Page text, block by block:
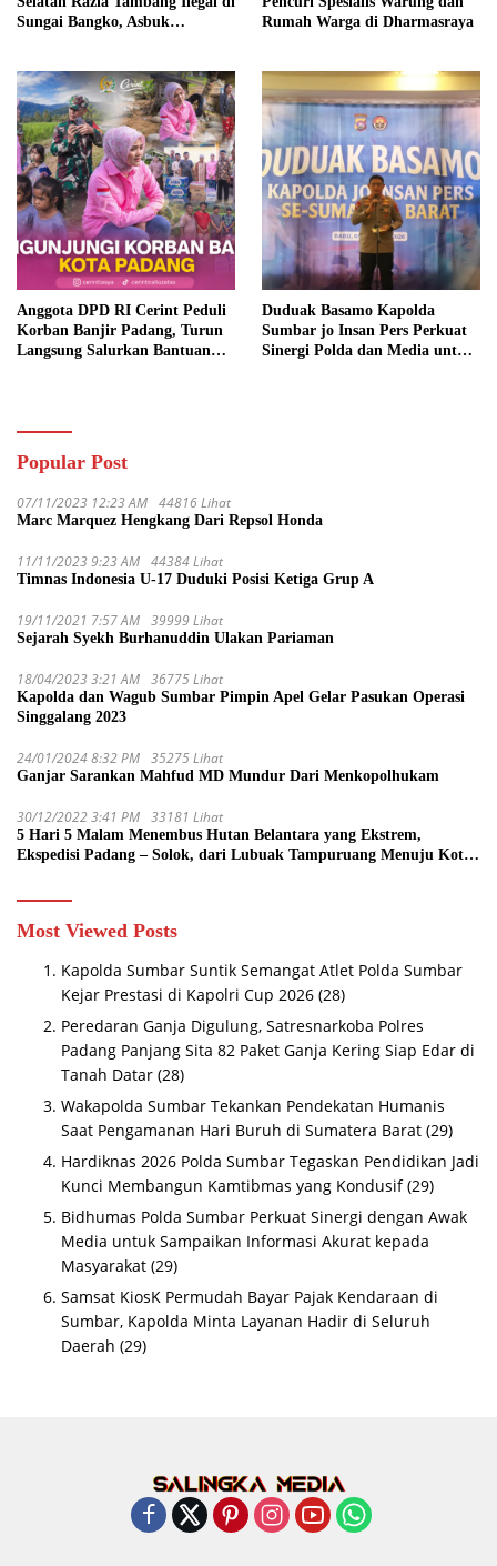
Sungai Bangko, Asbuk
Rumah Warga di Dharmasraya
Anggota DPD RI Cerint Peduli
Korban Banjir Padang, Turun
Langsung Salurkan Bantuan
Duduak Basamo Kapolda
Sumbar jo Insan Pers Perkuat
Sinergi Polda dan Media untuk
Popular Post
07/11/2023 12:23 AM 44816 Lihat
Marc Marquez Hengkang Dari Repsol Honda
11/11/2023 9:23 AM 44384 Lihat
Timnas Indonesia U-17 Duduki Posisi Ketiga Grup A
19/11/2021 7:57 AM 39999 Lihat
Sejarah Syekh Burhanuddin Ulakan Pariaman
18/04/2023 3:21 AM 36775 Lihat
Kapolda dan Wagub Sumbar Pimpin Apel Gelar Pasukan Operasi
Singgalang 2023
24/01/2024 8:32 PM 35275 Lihat
Ganjar Sarankan Mahfud MD Mundur Dari Menkopolhukam
30/12/2022 3:41 PM 33181 Lihat
5 Hari 5 Malam Menembus Hutan Belantara yang Ekstrem,
Ekspedisi Padang – Solok, dari Lubuak Tampuruang Menuju Koto
Most Viewed Posts
Kapolda Sumbar Suntik Semangat Atlet Polda Sumbar
Kejar Prestasi di Kapolri Cup 2026 (28)
Peredaran Ganja Digulung, Satresnarkoba Polres
Padang Panjang Sita 82 Paket Ganja Kering Siap Edar di
Tanah Datar (28)
Wakapolda Sumbar Tekankan Pendekatan Humanis
Saat Pengamanan Hari Buruh di Sumatera Barat (29)
Hardiknas 2026 Polda Sumbar Tegaskan Pendidikan Jadi
Kunci Membangun Kamtibmas yang Kondusif (29)
Bidhumas Polda Sumbar Perkuat Sinergi dengan Awak
Media untuk Sampaikan Informasi Akurat kepada
Masyarakat (29)
Samsat KiosK Permudah Bayar Pajak Kendaraan di
Sumbar, Kapolda Minta Layanan Hadir di Seluruh
Daerah (29)